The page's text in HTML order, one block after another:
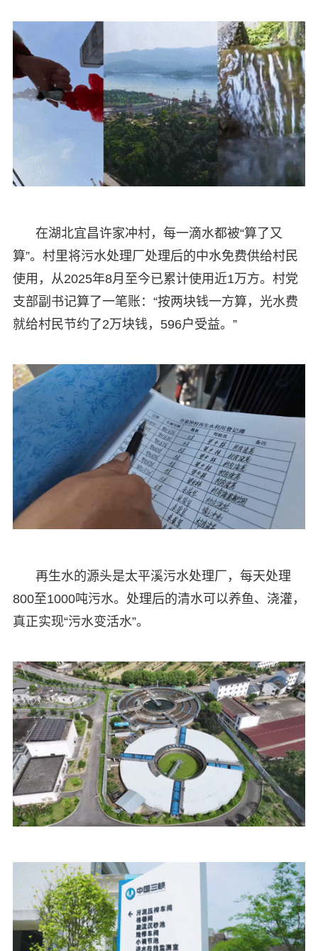
在湖北宜昌许家冲村，每一滴水都被“算了又
算”。村里将污水处理厂处理后的中水免费供给村民
使用，从2025年8月至今已累计使用近1万方。村党
支部副书记算了一笔账：“按两块钱一方算，光水费
就给村民节约了2万块钱，596户受益。”
再生水的源头是太平溪污水处理厂，每天处理
800至1000吨污水。处理后的清水可以养鱼、浇灌，
真正实现“污水变活水”。